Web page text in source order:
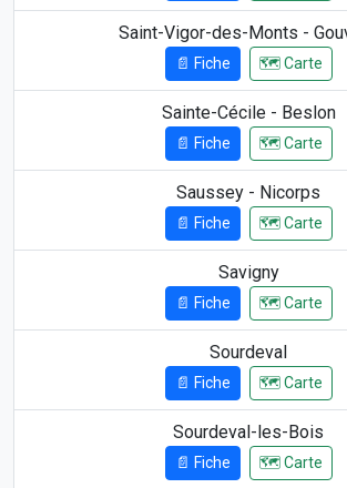
Saint-Vigor-des-Monts -
📄 Fiche 🗺️ Carte
Sainte-Cécile - Beslon
📄 Fiche 🗺️ Carte
Saussey - Nicorps
📄 Fiche 🗺️ Carte
Savigny
📄 Fiche 🗺️ Carte
Sourdeval
📄 Fiche 🗺️ Carte
Sourdeval-les-Bois
📄 Fiche 🗺️ Carte